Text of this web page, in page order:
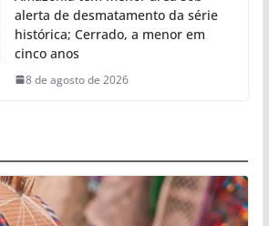
alerta de desmatamento da série
histórica; Cerrado, a menor em
cinco anos
8 de agosto de 2026